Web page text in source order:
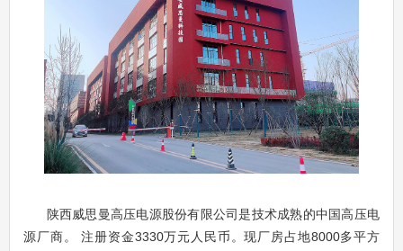
陕西威思曼高压电源股份有限公司是技术成熟的中国高压电
源厂商。
注册资金3330万元人民币。现厂房占地8000多平方